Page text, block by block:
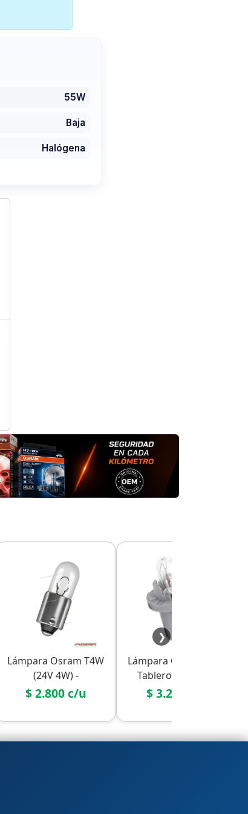
55W
Baja
Halógena
Lámpara Osram T4W
(24V 4W) -
Camión/Bus
$ 2.800 c/u
Lámpara Osram para
Tablero / Circuito
Impreso (24V 1.2W) -
$ 3.200 c/u
❯